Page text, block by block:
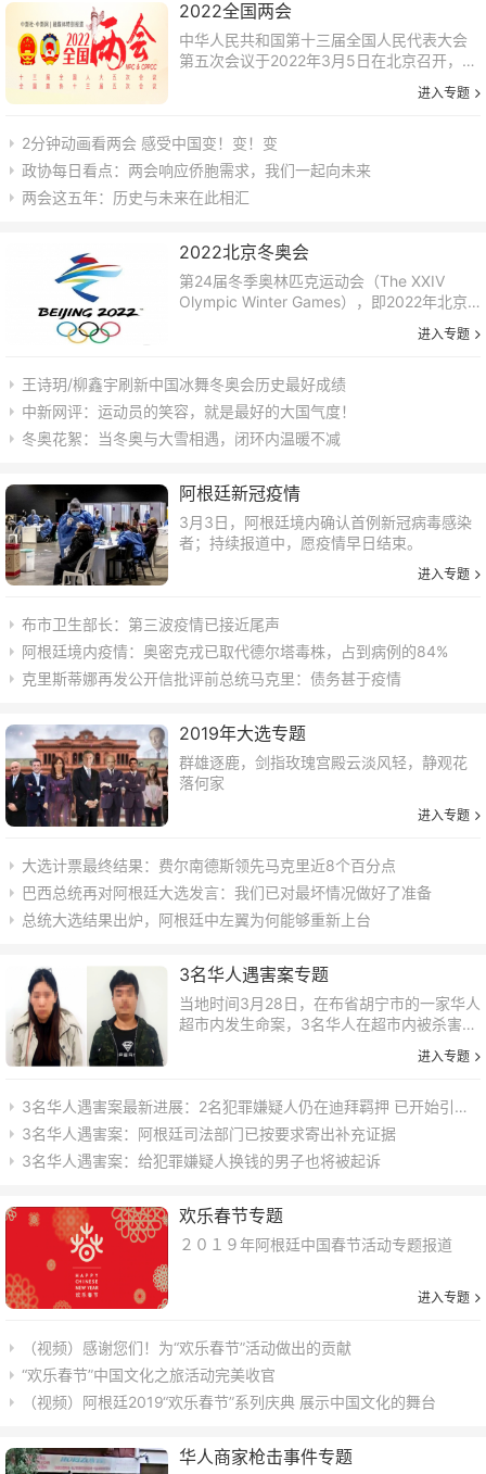
2022全国两会
中华人民共和国第十三届全国人民代表大会
第五次会议于2022年3月5日在北京召开，中
五次会议于2022年3月4日在北京召开。进入专题
2分钟动画看两会 感受中国变！变！变
政协每日看点：两会响应侨胞需求，我们一起向未来
两会这五年：历史与未来在此相汇
2022北京冬奥会
第24届冬季奥林匹克运动会（The XXIV
Olympic Winter Games），即2022年北京
幕，2月20日星期日闭幕。北京冬季奥运会设
进入专题
王诗玥/柳鑫宇刷新中国冰舞冬奥会历史最好成绩
中新网评：运动员的笑容，就是最好的大国气度！
冬奥花絮：当冬奥与大雪相遇，闭环内温暖不减
阿根廷新冠疫情
3月3日，阿根廷境内确认首例新冠病毒感染
者；持续报道中，愿疫情早日结束。
进入专题
布市卫生部长：第三波疫情已接近尾声
阿根廷境内疫情：奥密克戎已取代德尔塔毒株，占到病例的84%
克里斯蒂娜再发公开信批评前总统马克里：债务甚于疫情
2019年大选专题
群雄逐鹿，剑指玫瑰宫殿云淡风轻，静观花
落何家
进入专题
大选计票最终结果：费尔南德斯领先马克里近8个百分点
巴西总统再对阿根廷大选发言：我们已对最坏情况做好了准备
总统大选结果出炉，阿根廷中左翼为何能够重新上台
3名华人遇害案专题
当地时间3月28日，在布省胡宁市的一家华人
超市内发生命案，3名华人在超市内被杀害。
被国际刑警组织抓获，案件在进一步审理中...
进入专题
3名华人遇害案最新进展：2名犯罪嫌疑人仍在迪拜羁押 已开始引渡审讯
3名华人遇害案：阿根廷司法部门已按要求寄出补充证据
3名华人遇害案：给犯罪嫌疑人换钱的男子也将被起诉
欢乐春节专题
２０１９年阿根廷中国春节活动专题报道
进入专题
（视频）感谢您们！为“欢乐春节”活动做出的贡献
“欢乐春节”中国文化之旅活动完美收官
（视频）阿根廷2019“欢乐春节”系列庆典 展示中国文化的舞台
华人商家枪击事件专题